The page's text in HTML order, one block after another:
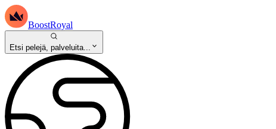
BoostRoyal
Etsi pelejä, palveluita...